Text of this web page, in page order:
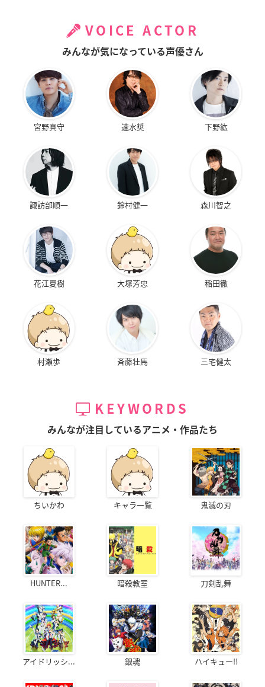
VOICE ACTOR
みんなが気になっている声優さん
宮野真守 速水奨 下野紘
諏訪部順一 鈴村健一 森川智之
花江夏樹 大塚芳忠 稲田徹
村瀬歩 斉藤壮馬 三宅健太
KEYWORDS
みんなが注目しているアニメ・作品たち
ちいかわ キャラ一覧 鬼滅の刃
HUNTER... 暗殺教室 刀剣乱舞
アイドリッシ... 銀魂 ハイキュー!!